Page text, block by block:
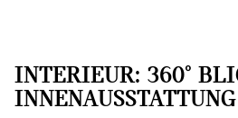
INTERIEUR: 360°
INNENAUSSTATTUNG